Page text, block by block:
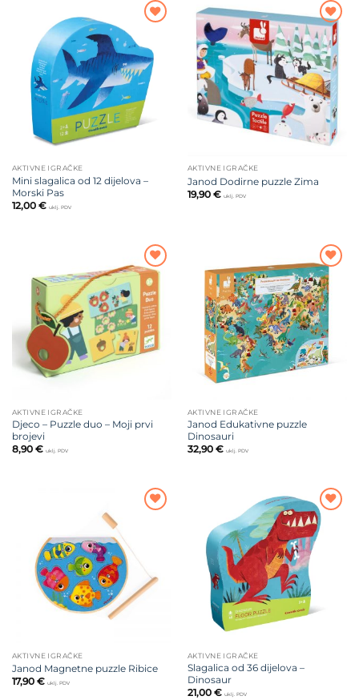
na listu
želja
AKTIVNE IGRAČKE
Mini slagalica od 12 dijelova –
Morski Pas
12,00 € uklj. PDV
Dodajte
na listu
želja
AKTIVNE IGRAČKE
Janod Dodirne puzzle Zima
19,90 € uklj. PDV
Dodajte
na listu
želja
AKTIVNE IGRAČKE
Djeco – Puzzle duo – Moji prvi
brojevi
8,90 € uklj. PDV
Dodajte
na listu
želja
AKTIVNE IGRAČKE
Janod Edukativne puzzle
Dinosauri
32,90 € uklj. PDV
AKTIVNE IGRAČKE
Janod Magnetne puzzle Ribice
17,90 € uklj. PDV
Dodajte
na listu
želja
AKTIVNE IGRAČKE
Slagalica od 36 dijelova –
Dinosaur
21,00 € uklj. PDV